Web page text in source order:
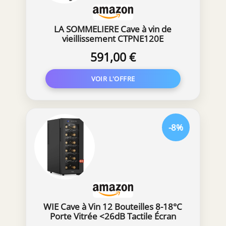
LA SOMMELIERE Cave à vin de
vieillissement CTPNE120E
591,00 €
WIE Cave à Vin 12 Bouteilles 8-18°C
Porte Vitrée <26dB Tactile Écran
-8%